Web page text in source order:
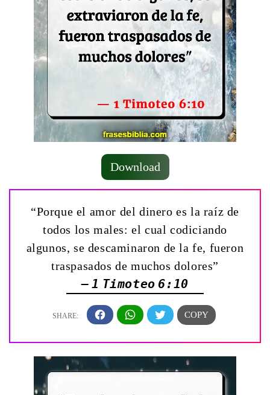
Download
“Porque el amor del dinero es la raíz de
todos los males: el cual codiciando
algunos, se descaminaron de la fe, fueron
traspasados de muchos dolores”
— 1 Timoteo 6:10